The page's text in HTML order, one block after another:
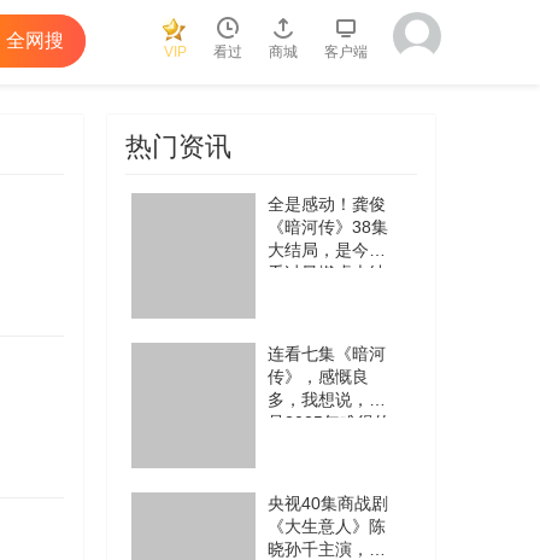
全网搜
VIP 看过 商城 客户端
热门资讯
全是感动！龚俊
《暗河传》38集
大结局，是今年
看过最燃虐大结
连看七集《暗河
传》，感慨良
多，我想说，这
是2025年难得的
央视40集商战剧
《大生意人》陈
晓孙千主演，